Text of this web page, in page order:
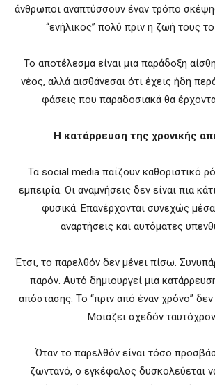
άνθρωποι αναπτύσσουν έναν τρόπο
“ενήλικος” πολύ πριν η ζωή τους το
Το αποτέλεσμα είναι μια παράδοξη
νέος, αλλά αισθάνεσαι ότι έχεις ήδη
φάσεις που παραδοσιακά θα
Η κατάρρευση της χρονικής
Τα social media παίζουν καθοριστικό
εμπειρία. Οι αναμνήσεις δεν είναι πια
φυσικά. Επανέρχονται συνεχώς
αναρτήσεις και αυτόματες
Έτσι, το παρελθόν δεν μένει πίσω.
παρόν. Αυτό δημιουργεί μια
απόστασης. Το “πριν από έναν χρόνο” δεν
Μοιάζει σχεδόν
Όταν το παρελθόν είναι τόσο
ζωντανό, ο εγκέφαλος δυσκολεύεται